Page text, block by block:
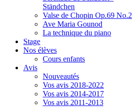
Ständchen
Valse de Chopin Op.69 No.2
Ave Maria Gounod
La technique du piano
Stage
Nos élèves
Cours enfants
Avis
Nouveautés
Vos avis 2018-2022
Vos avis 2014-2017
Vos avis 2011-2013